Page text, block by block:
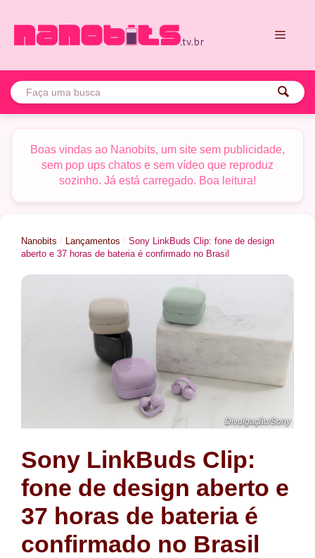
para
Boas vindas ao Nanobits, um site sem publicidade,
sem pop ups chatos e sem vídeo que reproduz
sozinho. Já está carregado. Boa leitura!
Nanobits / Lançamentos / Sony LinkBuds Clip: fone de design
aberto e 37 horas de bateria é confirmado no Brasil
Divulgação/Sony
Sony LinkBuds Clip:
fone de design aberto e
37 horas de bateria é
confirmado no Brasil